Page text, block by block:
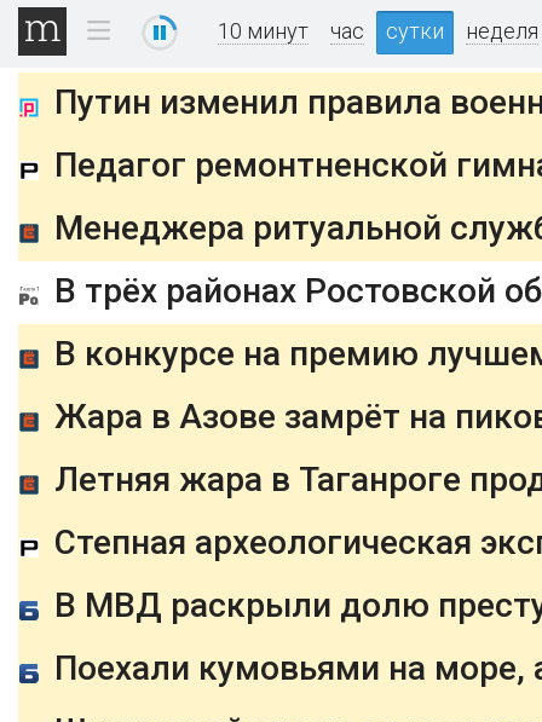
10 минут час сутки неделя
Путин изменил правила
Педагог ремонтненской
В трёх районах Ростовской
В конкурсе на премию
Жара в Азове замрёт на
Летняя жара в Таганроге